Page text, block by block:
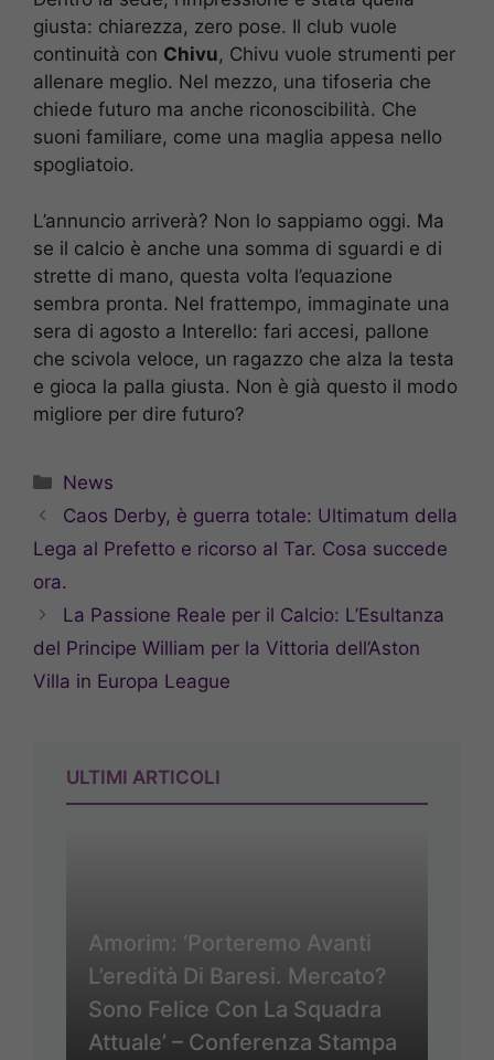
giusta: chiarezza, zero pose. Il club vuole
continuità con Chivu, Chivu vuole strumenti per
allenare meglio. Nel mezzo, una tifoseria che
chiede futuro ma anche riconoscibilità. Che
suoni familiare, come una maglia appesa nello
spogliatoio.
L’annuncio arriverà? Non lo sappiamo oggi. Ma
se il calcio è anche una somma di sguardi e di
strette di mano, questa volta l’equazione
sembra pronta. Nel frattempo, immaginate una
sera di agosto a Interello: fari accesi, pallone
che scivola veloce, un ragazzo che alza la testa
e gioca la palla giusta. Non è già questo il modo
migliore per dire futuro?
Categorie
News
Caos Derby, è guerra totale: Ultimatum della
Lega al Prefetto e ricorso al Tar. Cosa succede
ora.
La Passione Reale per il Calcio: L’Esultanza
del Principe William per la Vittoria dell’Aston
Villa in Europa League
ULTIMI ARTICOLI
Amorim: ‘Porteremo Avanti
L’eredità Di Baresi. Mercato?
Sono Felice Con La Squadra
Attuale’ – Conferenza Stampa